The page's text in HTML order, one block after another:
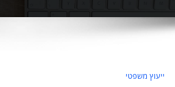
ייעוץ משפטי